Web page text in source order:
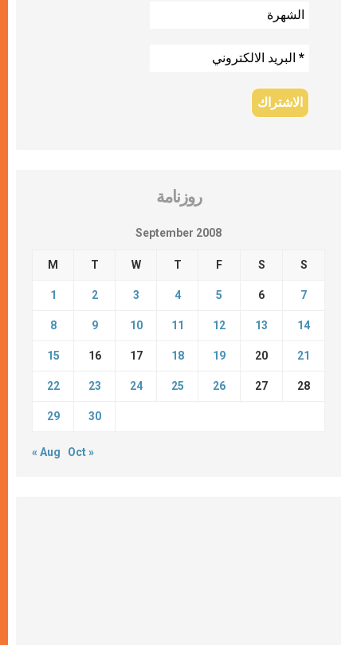
روزنامة
September 2008
M T W T F S S
1 2 3 4 5 6 7
8 9 10 11 12 13 14
15 16 17 18 19 20 21
22 23 24 25 26 27 28
29 30
« Aug Oct »